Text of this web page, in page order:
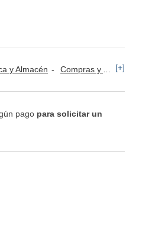
y Almacén Compras y Aprovisionamiento [+]
pago para solicitar un